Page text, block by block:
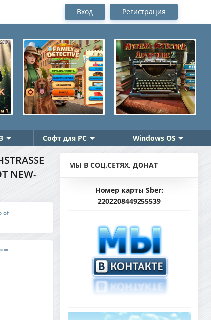
Вход Регистрация
Софт для PC Windows OS
/
NEW-T
of
МЫ В СОЦ.СЕТЯХ, ДОНАТ
Номер карты Sber:
2202208449255539